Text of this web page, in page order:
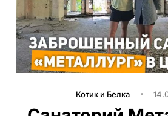
Котик и Белка